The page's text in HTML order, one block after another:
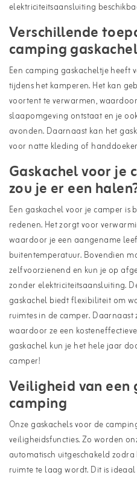
elektriciteitsaansluiting
Verschillende
camping
Een camping gaskacheltje heeft
tijdens het kamperen. Het kan
voortent te verwarmen,
slaapomgeving ontstaat en je
avonden. Daarnaast kan het
voor natte kleding of
Gaskachel voor je
zou je er een
Een gaskachel voor je camper
redenen. Het zorgt voor
waardoor je een aangename
buitentemperatuur. Bovendien
zelfvoorzienend en kun je op
zonder elektriciteitsaansluiting.
gaskachel biedt flexibiliteit om
ruimtes in de camper.
waardoor ze een
gaskachel kun je het hele jaar
camper!
Veiligheid van een
camping
Onze gaskachels voor de
veiligheidsfuncties. Zo worden
automatisch uitgeschakeld
ruimte te laag wordt. Dit is